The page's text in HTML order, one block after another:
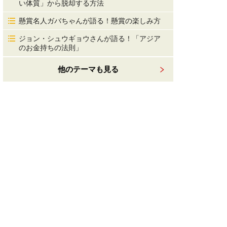
い体質」から脱却する方法
懸賞名人ガバちゃんが語る！懸賞の楽しみ方
ジョン・シュウギョウさんが語る！「アジア
のお金持ちの法則」
他のテーマも見る